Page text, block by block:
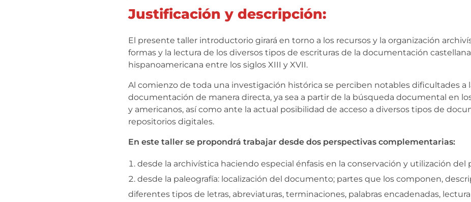
Justificación y descripción:
El presente taller introductorio girará en torno a los recursos y la organización
formas y la lectura de los diversos tipos de escrituras de la documentación
hispanoamericana entre los siglos XIII y XVII.
Al comienzo de toda una investigación histórica se perciben notables dificultades a
documentación de manera directa, ya sea a partir de la búsqueda documental en
y americanos, así como ante la actual posibilidad de acceso a diversos tipos de
repositorios digitales.
En este taller se propondrá trabajar desde dos perspectivas complementarias:
desde la archivística haciendo especial énfasis en la conservación y utilización
desde la paleografía: localización del documento; partes que los componen,
diferentes tipos de letras, abreviaturas, terminaciones, palabras encadenadas,